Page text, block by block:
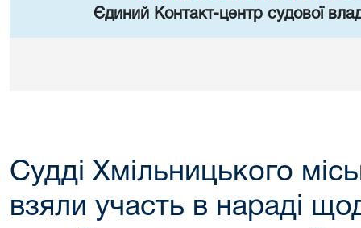
Єдиний Контакт-центр судової
Судді Хмільницького
взяли участь в нараді